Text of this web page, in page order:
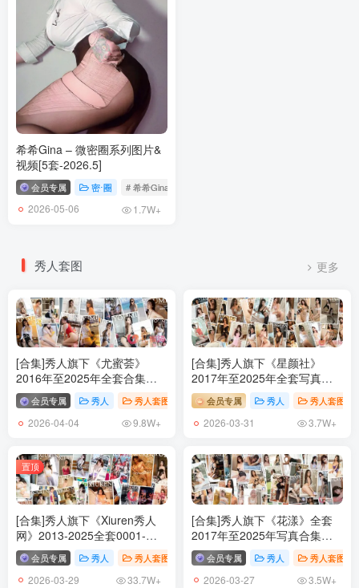
希希Gina – 微密圈系列图片&
视频[5套-2026.5]
会员专属 密⋅圈 # 希希Gina
2026-05-06 1.7W+
秀人套图 更多
[合集]秀人旗下《尤蜜荟》
2016年至2025年全套合集
001-1204,大小272G （随官方
更新）会员专属 秀人 秀人套图 # YouMi尤蜜荟 # 尤蜜荟
2026-04-04 9.8W+
[合集]秀人旗下《星颜社》
2017年至2025年全套写真合
集001-460（2022恢复更新）
会员专属 秀人 秀人套图
2026-03-31 3.7W+
置顶
[合集]秀人旗下《Xiuren秀人
网》2013-2025全套0001-
11319期(+3),大小6025G（随
官方更新）
会员专属 秀人 秀人套图 # XIUREN秀人网
2026-03-29 33.7W+
[合集]秀人旗下《花漾》全套
2017年至2025年写真合集
001-654,大小151G(随官方更
新)会员专属 秀人 秀人套图
2026-03-27 3.5W+